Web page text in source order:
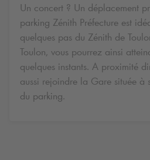
Un concert ? Un déplacement
parking Zénith Préfecture est
quelques pas du Zénith de
Toulon, vous pourrez ainsi
quelques instants. A proximité
aussi rejoindre la Gare située à
du parking.